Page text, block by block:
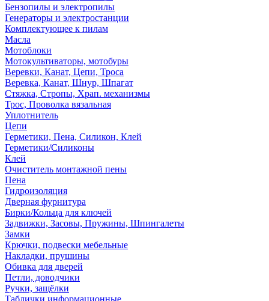
Бензопилы и электропилы
Генераторы и электростанции
Комплектующее к пилам
Масла
Мотоблоки
Мотокультиваторы, мотобуры
Веревки, Канат, Цепи, Троса
Веревка, Канат, Шнур, Шпагат
Стяжка, Стропы, Храп. механизмы
Трос, Проволка вязальная
Уплотнитель
Цепи
Герметики, Пена, Силикон, Клей
Герметики/Силиконы
Клей
Очиститель монтажной пены
Пена
Гидроизоляция
Дверная фурнитура
Бирки/Кольца для ключей
Задвижки, Засовы, Пружины, Шпингалеты
Замки
Крючки, подвески мебельные
Накладки, прушины
Обивка для дверей
Петли, доводчики
Ручки, защёлки
Таблички информационные